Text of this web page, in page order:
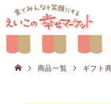
商品一覧 ギフト